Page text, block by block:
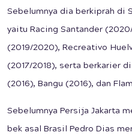
Sebelumnya dia berkiprah di
yaitu Racing Santander
(2019/2020), Recreativo
(2017/2018), serta berkarier
(2016), Bangu (2016), dan
Sebelumnya Persija Jakarta
bek asal Brasil Pedro Dias